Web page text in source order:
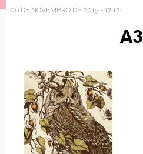
06 DE NOVEMBRO DE 2013 - 17:12
A3